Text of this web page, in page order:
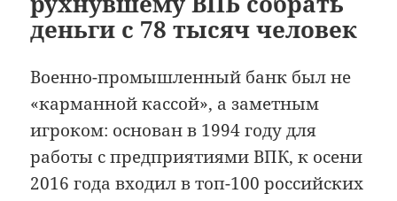
деньги с 78 тысяч человек
Военно-промышленный банк был не
«карманной кассой», а заметным
игроком: основан в 1994 году для
работы с предприятиями ВПК, к осени
2016 года входил в топ-100 российских